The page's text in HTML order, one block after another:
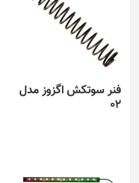
فنر سوتکش اگزوز مدل
02